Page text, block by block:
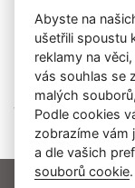
Tisková zpráva
Abyste na
ušetřili spoustu
reklamy na
vás souhlas se
malých
Podle cookies
zobrazíme vám
a dle vašich
souborů cookie.